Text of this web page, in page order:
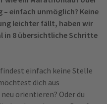
– einfach unmöglich? Keine
leichter fällt, haben wir
in 8 übersichtliche Schritte
einfach keine Stelle
dich aus
orientieren? Oder du